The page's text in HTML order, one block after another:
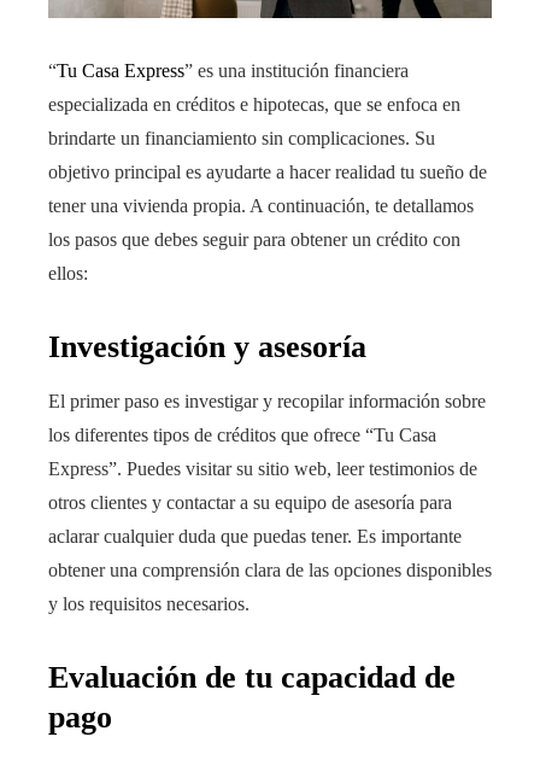
“Tu Casa Express” es una institución financiera
especializada en créditos e hipotecas, que se enfoca en
brindarte un financiamiento sin complicaciones. Su
objetivo principal es ayudarte a hacer realidad tu sueño de
tener una vivienda propia. A continuación, te detallamos
los pasos que debes seguir para obtener un crédito con
ellos:
Investigación y asesoría
El primer paso es investigar y recopilar información sobre
los diferentes tipos de créditos que ofrece “Tu Casa
Express”. Puedes visitar su sitio web, leer testimonios de
otros clientes y contactar a su equipo de asesoría para
aclarar cualquier duda que puedas tener. Es importante
obtener una comprensión clara de las opciones disponibles
y los requisitos necesarios.
Evaluación de tu capacidad de
pago